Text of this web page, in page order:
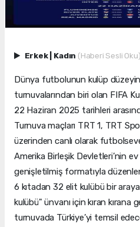
Erkek Kadın (Haberi Sesli Oku)
Dünya futbolunun kulüp
turnuvalarından biri olan FIFA
22 Haziran 2025 tarihleri
Turnuva maçları TRT 1, TRT
üzerinden canlı olarak
Amerika Birleşik Devletleri’nin
genişletilmiş formatıyla
6 kıtadan 32 elit kulübü bir
kulübü" ünvanı için kıran kırana
turnuvada Türkiye’yi temsil